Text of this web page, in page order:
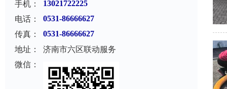
手机：
13021722225
电话： 0531-86666627
传真： 0531-86666627
地址：
济南市六区联动服务
微信：